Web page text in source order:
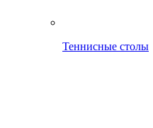
Теннисные столы